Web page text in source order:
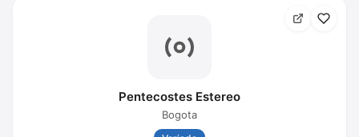
Pentecostes Estereo
Bogota